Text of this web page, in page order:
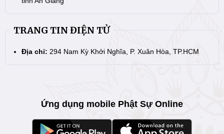
TRANG TIN ĐIỆN TỬ
Địa chỉ: 294 Nam Kỳ Khởi Nghĩa, P. Xuân Hòa, TP.HCM
Ứng dụng mobile Phật Sự Online